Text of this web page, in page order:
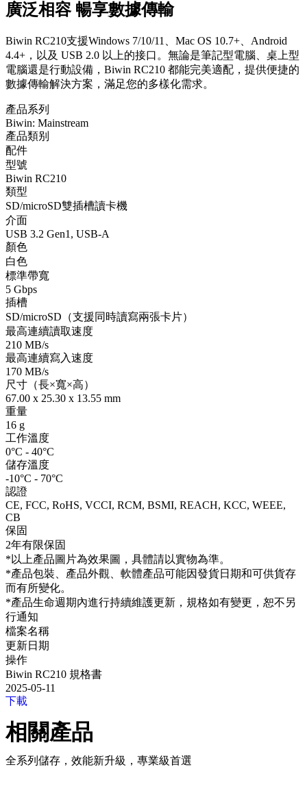
廣泛相容 暢享數據傳輸
Biwin RC210支援Windows 7/10/11、Mac OS 10.7+、Android
4.4+，以及 USB 2.0 以上的接口。無論是筆記型電腦、桌上型
電腦還是行動設備，Biwin RC210 都能完美適配，提供便捷的
數據傳輸解決方案，滿足您的多樣化需求。
產品系列
Biwin: Mainstream
產品類别
配件
型號
Biwin RC210
類型
SD/microSD雙插槽讀卡機
介面
USB 3.2 Gen1, USB-A
顏色
白色
標準帶寬
5 Gbps
插槽
SD/microSD（支援同時讀寫兩張卡片）
最高連續讀取速度
210 MB/s
最高連續寫入速度
170 MB/s
尺寸（長×寬×高）
67.00 x 25.30 x 13.55 mm
重量
16 g
工作溫度
0°C - 40°C
儲存溫度
-10°C - 70°C
認證
CE, FCC, RoHS, VCCI, RCM, BSMI, REACH, KCC, WEEE,
CB
保固
2年有限保固
*以上產品圖片為效果圖，具體請以實物為準。
*產品包裝、產品外觀、軟體產品可能因發貨日期和可供貨存
而有所變化。
*產品生命週期內進行持續維護更新，規格如有變更，恕不另
行通知
檔案名稱
更新日期
操作
Biwin RC210 規格書
2025-05-11
下載
相關產品
全系列儲存，效能新升級，專業級首選